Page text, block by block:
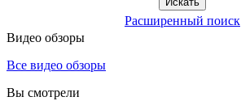
Расширенный поиск
Видео обзоры
Все видео обзоры
Вы смотрели